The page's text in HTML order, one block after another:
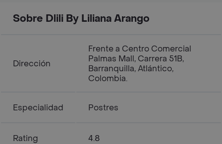
Sobre Dlili By Liliana Arango
Dirección
Frente a Centro Comercial
Palmas Mall, Carrera 51B,
Barranquilla, Atlántico,
Colombia.
Especialidad Postres
Rating 4.8